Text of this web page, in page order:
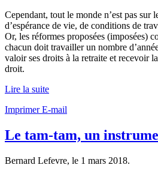
Cependant, tout le monde n’est pas sur
d’espérance de vie, de conditions de
Or, les réformes proposées (imposées)
chacun doit travailler un nombre
valoir ses droits à la retraite et recevoir
droit.
Lire la suite
ImprimerE-mail
Le tam-tam, un
Bernard Lefevre, le 1 mars 2018.